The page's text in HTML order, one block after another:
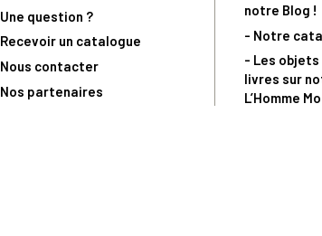
Une question ?
Recevoir un catalogue
Nous contacter
Nos partenaires
notre Blog !
- Notre
- Les
livres sur
L’Homme